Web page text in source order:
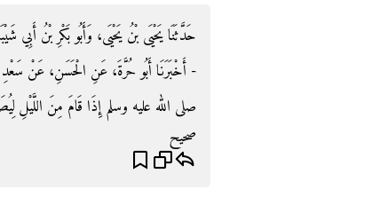
حَدَّثَنَا يَحْيَى بْنُ يَحْيَى، وَأَبُو بَكْرِ بْنُ أَبِي
- أَخْبَرَنَا أَبُو حُرَّةَ، عَنِ الْحَسَنِ، عَنْ
صلى الله عليه وسلم إِذَا قَامَ مِنَ اللَّيْلِ
صحيح